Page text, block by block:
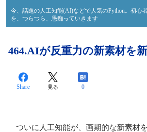
今、話題の人工知能(AI)などで人気のPython。初心
を、つらつら、愚痴っていきます
464.AIが反重力の新素材を新
Share 見る 0
ついに人工知能が、画期的な新素材